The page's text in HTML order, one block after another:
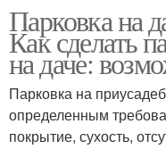
парковку
Парковка на
Как сделать
на даче:
Парковка на
определенным
покрытие, сухость,